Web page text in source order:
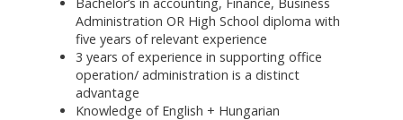
Administration OR High School diploma with
five years of relevant experience
3 years of experience in supporting office
operation/ administration is a distinct
advantage
Knowledge of English + Hungarian